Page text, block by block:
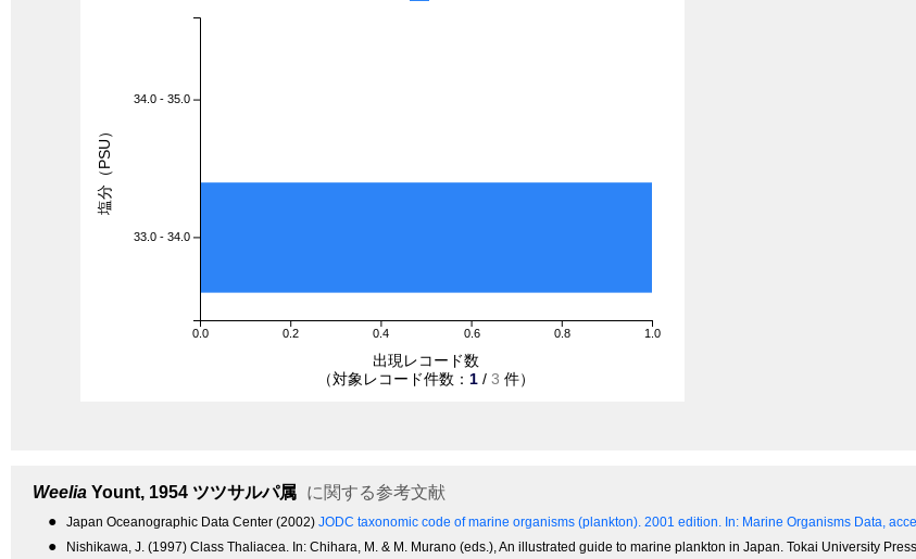
0.0 0.2 0.4 0.6 0.8 1.0
34.0 - 35.0
33.0 - 34.0
出現レコード数
（対象レコード件数： 1 / 3 件）
塩分（PSU）
Weelia Yount, 1954 ツツサルパ属 に関する参考文献
● Japan Oceanographic Data Center (2002) JODC taxonomic code of marine organisms (plankton). 2001 edition. In: Marine Organisms Data,
● Nishikawa, J. (1997) Class Thaliacea. In: Chihara, M. & M. Murano (eds.), An illustrated guide to marine plankton in Japan. Tokai University